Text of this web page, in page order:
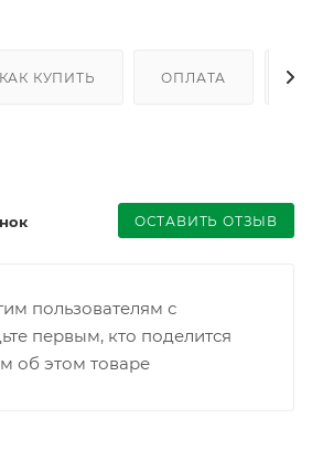
КАК КУПИТЬ ОПЛАТА
ОСТАВИТЬ ОТЗЫВ
пользователям с
первым, кто поделится
об этом товаре